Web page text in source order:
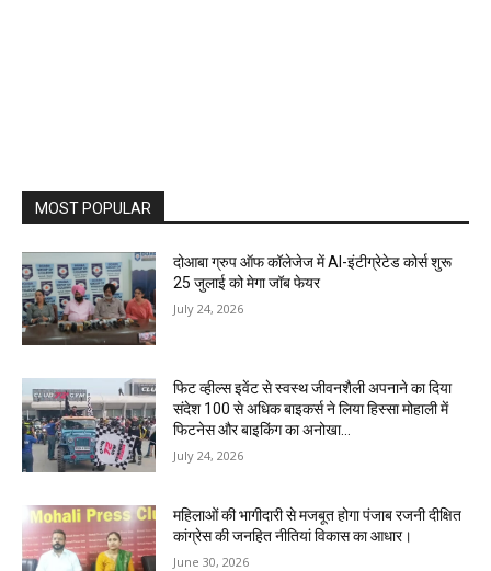
MOST POPULAR
दोआबा ग्रुप ऑफ कॉलेजेज में AI-इंटीग्रेटेड कोर्स शुरू
25 जुलाई को मेगा जॉब फेयर
July 24, 2026
फिट व्हील्स इवेंट से स्वस्थ जीवनशैली अपनाने का दिया
संदेश 100 से अधिक बाइकर्स ने लिया हिस्सा मोहाली में
फिटनेस और बाइकिंग का अनोखा...
July 24, 2026
महिलाओं की भागीदारी से मजबूत होगा पंजाब रजनी दीक्षित
कांग्रेस की जनहित नीतियां विकास का आधार।
June 30, 2026